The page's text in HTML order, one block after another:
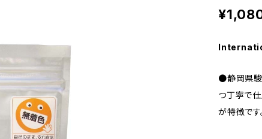
●静岡県駿
つ丁寧で
が特徴です